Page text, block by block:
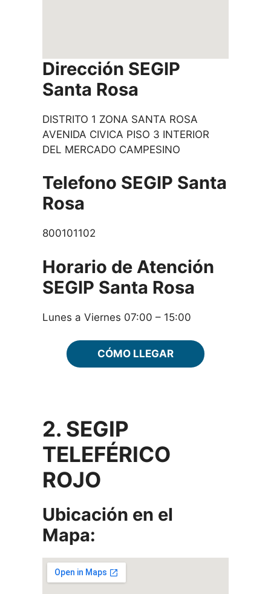
Dirección SEGIP
Santa Rosa
DISTRITO 1 ZONA SANTA ROSA
AVENIDA CIVICA PISO 3 INTERIOR
DEL MERCADO CAMPESINO
Telefono SEGIP Santa
Rosa
800101102
Horario de Atención
SEGIP Santa Rosa
Lunes a Viernes 07:00 – 15:00
CÓMO LLEGAR
2. SEGIP
TELEFÉRICO
ROJO
Ubicación en el
Mapa: